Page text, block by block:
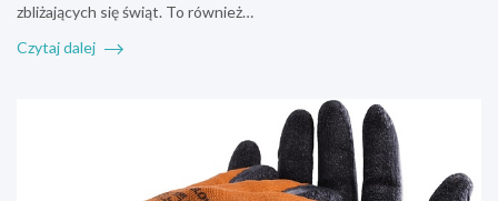
zbliżających się świąt. To również…
Czytaj dalej